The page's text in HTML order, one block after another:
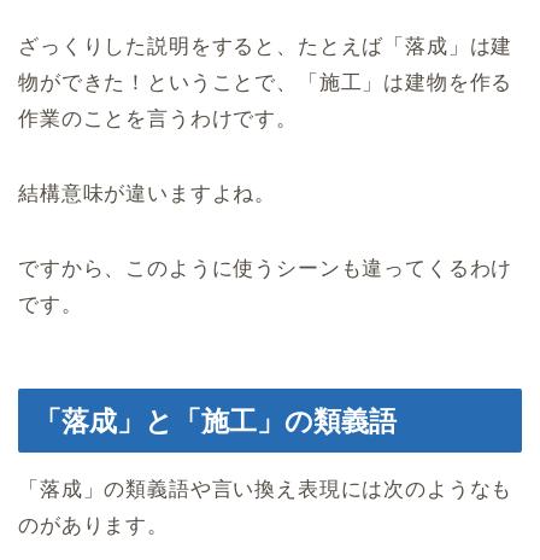
ざっくりした説明をすると、たとえば「落成」は建
物ができた！ということで、「施工」は建物を作る
作業のことを言うわけです。
結構意味が違いますよね。
ですから、このように使うシーンも違ってくるわけ
です。
「落成」と「施工」の類義語
「落成」の類義語や言い換え表現には次のようなも
のがあります。